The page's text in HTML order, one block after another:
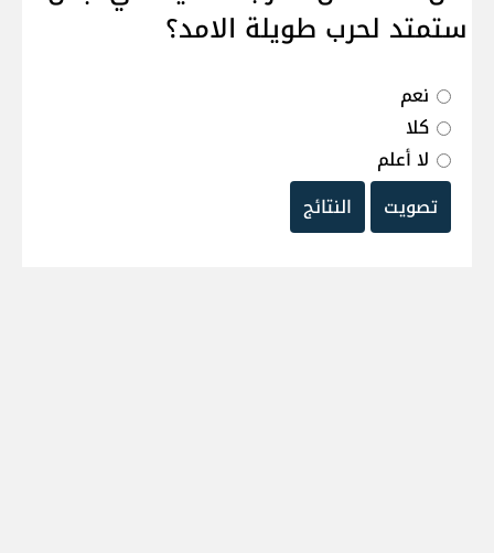
ستمتد لحرب طويلة الامد؟
نعم
كلا
لا أعلم
تصويت
النتائج